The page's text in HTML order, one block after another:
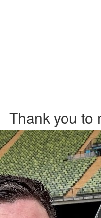
Thank you to